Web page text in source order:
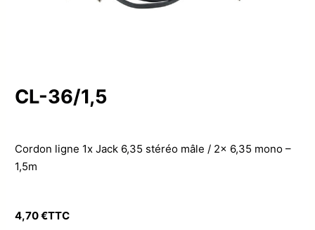
CL-36/1,5
Cordon ligne 1x Jack 6,35 stéréo mâle / 2x 6,35 mono –
1,5m
4,70€TTC